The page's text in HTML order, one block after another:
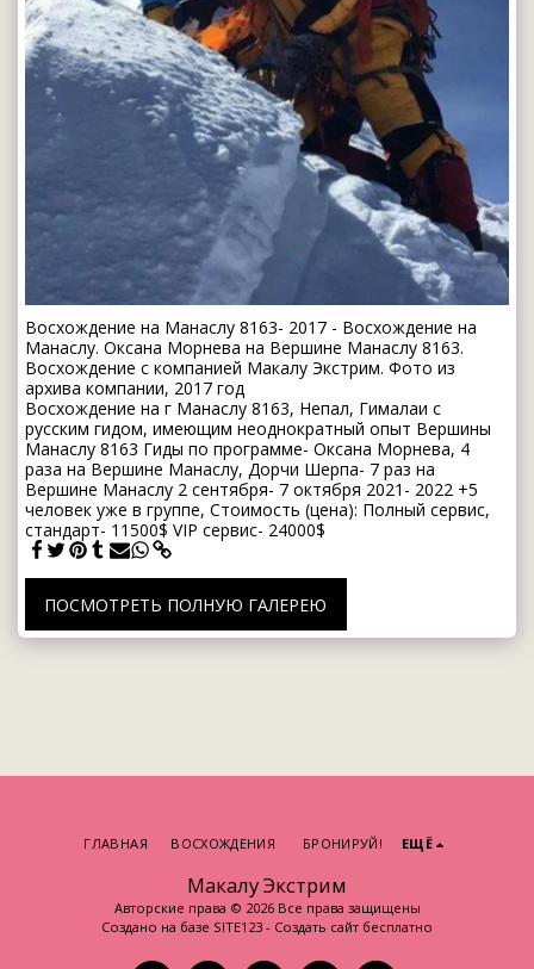
Восхождение на Манаслу 8163- 2017 - Восхождение на
Манаслу. Оксана Морнева на Вершине Манаслу 8163.
Восхождение с компанией Макалу Экстрим. Фото из
архива компании, 2017 год
Восхождение на г Манаслу 8163, Непал, Гималаи c
русским гидом, имеющим неоднократный опыт Вершины
Манаслу 8163 Гиды по программе- Оксана Морнева, 4
раза на Вершине Манаслу, Дорчи Шерпа- 7 раз на
Вершине Манаслу 2 сентября- 7 октября 2021- 2022 +5
человек уже в группе, Стоимость (цена): Полный сервис,
стандарт- 11500$ VIP сервис- 24000$
ПОСМОТРЕТЬ ПОЛНУЮ ГАЛЕРЕЮ
Макалу Экстрим
Авторские права © 2026 Все права защищены
Создано на базе SITE123 - Создать сайт бесплатно
ГЛАВНАЯ ВОСХОЖДЕНИЯ БРОНИРУЙ! ЕЩЁ